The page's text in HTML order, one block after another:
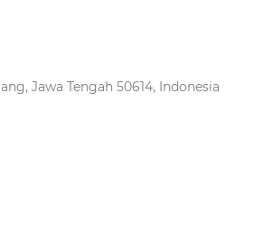
Jawa Tengah 50614, Indonesia